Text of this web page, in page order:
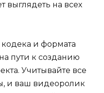
выглядеть на всех
и формата
пути к созданию
Учитывайте все
и ваш видеоролик